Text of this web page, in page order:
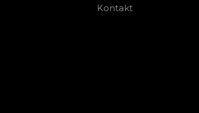
Kontakt